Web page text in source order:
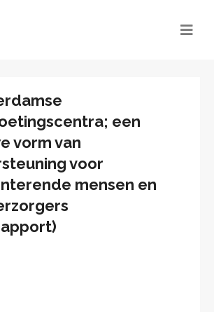
een
vorm van
voor
mensen en